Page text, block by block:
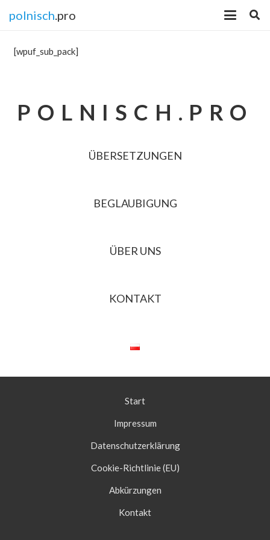
polnisch.pro
[wpuf_sub_pack]
POLNISCH.PRO
ÜBERSETZUNGEN
BEGLAUBIGUNG
ÜBER UNS
KONTAKT
Start
Impressum
Datenschutzerklärung
Cookie-Richtlinie (EU)
Abkürzungen
Kontakt